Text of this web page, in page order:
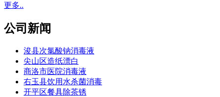
更多..
公司新闻
浚县次氯酸钠消毒液
尖山区造纸漂白
商洛市医院消毒液
右玉县饮用水杀菌消毒
开平区餐具除茶锈